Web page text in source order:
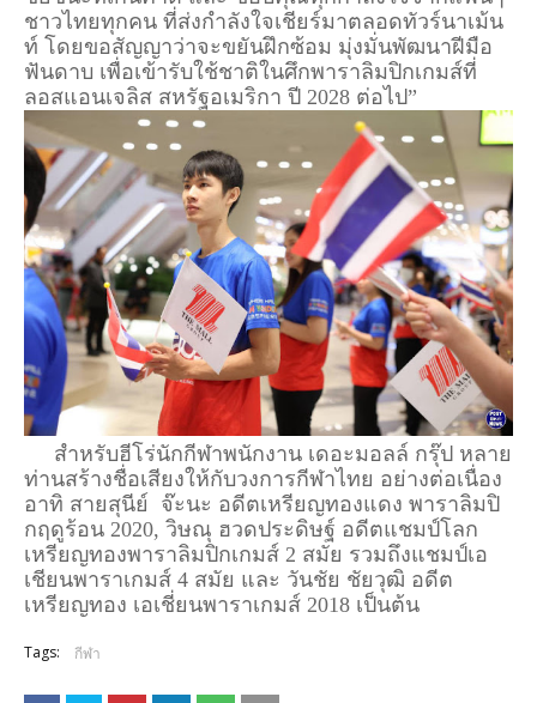
ชาวไทยทุกคน ที่ส่งกำลังใจเชียร์มาตลอดทัวร์นาเม้น
ท์ โดยขอสัญญาว่าจะขยันฝึกซ้อม มุ่งมั่นพัฒนาฝีมือ
ฟันดาบ เพื่อเข้ารับใช้ชาติในศึกพาราลิมปิกเกมส์ที่
ลอสแอนเจลิส สหรัฐอเมริกา ปี 2028 ต่อไป”
สำหรับฮีโร่นักกีฬาพนักงาน เดอะมอลล์ กรุ๊ป หลาย
ท่านสร้างชื่อเสียงให้กับวงการกีฬาไทย อย่างต่อเนื่อง
อาทิ สายสุนีย์ จ๊ะนะ อดีตเหรียญทองแดง พาราลิมปิ
กฤดูร้อน 2020, วิษณุ ฮวดประดิษฐ์ อดีตแชมป์โลก
เหรียญทองพาราลิมปิกเกมส์ 2 สมัย รวมถึงแชมป์เอ
เชียนพาราเกมส์ 4 สมัย และ วันชัย ชัยวุฒิ อดีต
เหรียญทอง เอเชี่ยนพาราเกมส์ 2018 เป็นต้น
Tags: กีฬา